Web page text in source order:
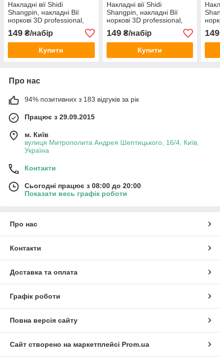
Накладні вії Shidi
Shangpin, накладні Вії
норкові 3D professional,
Багаторазові накладні вії
149 ₴/набір
Купити
Накладні вії Shidi
Shangpin, накладні Вії
норкові 3D professional,
Багаторазові накладні вії
149₴/набір
Купити
149
Про нас
94% позитивних з 183 відгуків за рік
Працює з 29.09.2015
м. Київ
вулиця Митрополита Андрея Шептицького, 16/4, Київ,
Україна
Контакти
Сьогодні працює з 08:00 до 20:00
Показати весь графік роботи
Про нас
Контакти
Доставка та оплата
Графік роботи
Повна версія сайту
Сайт створено на маркетплейсі Prom.ua